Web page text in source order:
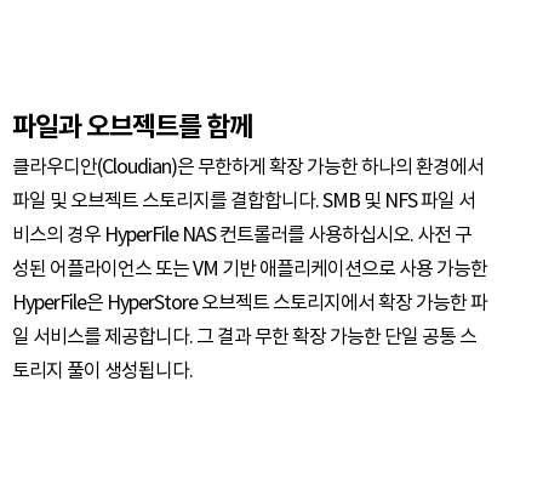
파일과 오브젝트를 함께
클라우디안(Cloudian)은 무한하게 확장 가능한 하나의 환경에서
파일 및 오브젝트 스토리지를 결합합니다. SMB 및 NFS 파일 서
비스의 경우 HyperFile NAS 컨트롤러를 사용하십시오. 사전 구
성된 어플라이언스 또는 VM 기반 애플리케이션으로 사용 가능한
HyperFile은 HyperStore 오브젝트 스토리지에서 확장 가능한 파
일 서비스를 제공합니다. 그 결과 무한 확장 가능한 단일 공통 스
토리지 풀이 생성됩니다.